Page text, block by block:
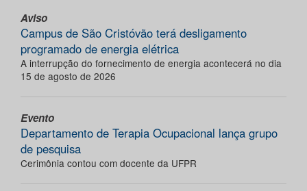
Aviso
Campus de São Cristóvão terá desligamento
programado de energia elétrica
A interrupção do fornecimento de energia acontecerá no dia
15 de agosto de 2026
Evento
Departamento de Terapia Ocupacional lança grupo
de pesquisa
Cerimônia contou com docente da UFPR